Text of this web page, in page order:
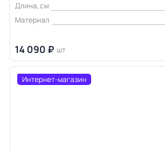
Длина, см
Материал
14 090 ₽ шт
Интернет-магазин